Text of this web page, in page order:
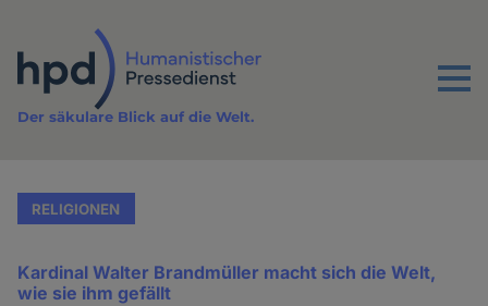
Inhalt
Menu
Der säkulare Blick auf die Welt.
RELIGIONEN
Kardinal Walter Brandmüller macht sich die Welt,
wie sie ihm gefällt